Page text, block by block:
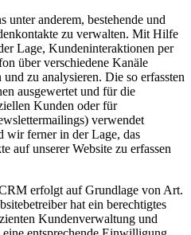
anderem, bestehende und
zu verwalten. Mit Hilfe
Lage, Kundeninteraktionen per
über verschiedene Kanäle
zu analysieren. Die so erfassten
ausgewertet und für die
Kunden oder für
verwendet
ferner in der Lage, das
auf unserer Website zu erfassen
erfolgt auf Grundlage von Art.
hat ein berechtigtes
Kundenverwaltung und